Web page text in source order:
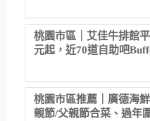
桃園市區｜艾佳牛排館
元起，近70道自助吧
桃園市區推薦｜廣德海
親節/父親節合菜、過年